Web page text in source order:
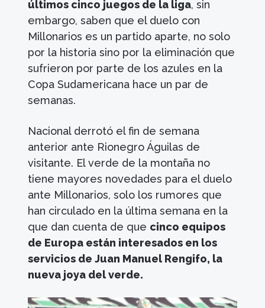
últimos cinco juegos de la liga, sin
embargo, saben que el duelo con
Millonarios es un partido aparte, no solo
por la historia sino por la eliminación que
sufrieron por parte de los azules en la
Copa Sudamericana hace un par de
semanas.
Nacional derrotó el fin de semana
anterior ante Rionegro Águilas de
visitante. El verde de la montaña no
tiene mayores novedades para el duelo
ante Millonarios, solo los rumores que
han circulado en la última semana en la
que dan cuenta de que cinco equipos
de Europa están interesados en los
servicios de Juan Manuel Rengifo, la
nueva joya del verde.